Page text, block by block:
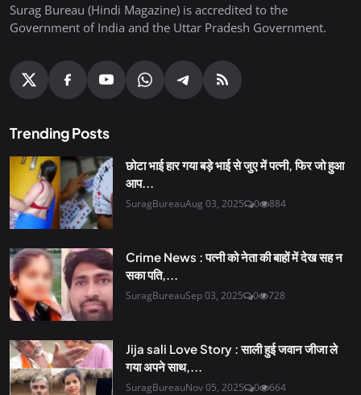
Surag Bureau (Hindi Magazine) is accredited to the
Government of India and the Uttar Pradesh Government.
Trending Posts
छोटा भाई हार गया बड़े भाई से जुए में पत्नी, फिर जो हुआ
आप...
SuragBureauAug 03, 2025 0 884
Crime News : पत्नी को नेता की बाहों में देख सह न
सका पति,...
SuragBureauSep 03, 2025 0 728
Jija sali Love Story : साली हुई जवान जीजा ले
गया अपने साथ,...
SuragBureauNov 05, 2025 0 664